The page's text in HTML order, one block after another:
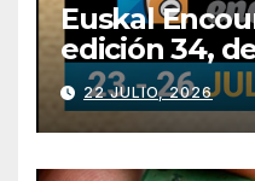
Euskal
edición 34,
julio
22 JULIO, 2026